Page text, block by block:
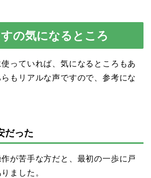
の気になるところ
っていれば、気になるところもあ
もリアルな声ですので、参考にな
だった
が苦手な方だと、最初の一歩に戸
ました。